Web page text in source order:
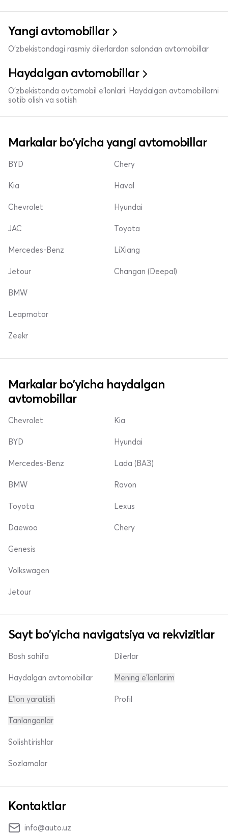
Yangi avtomobillar
O'zbekistondagi rasmiy dilerlardan salondan avtomobillar
Haydalgan avtomobillar
O'zbekistonda avtomobil e’lonlari. Haydalgan avtomobillarni
sotib olish va sotish
Markalar bo'yicha yangi avtomobillar
BYD
Kia
Chevrolet
Chery
Haval
Hyundai
JAC
Mercedes-Benz
Jetour
Toyota
LiXiang
Changan (Deepal)
BMW
Leapmotor
Zeekr
Markalar bo'yicha haydalgan
avtomobillar
Chevrolet
BYD
Mercedes-Benz
Kia
Hyundai
Lada (ВАЗ)
BMW
Toyota
Daewoo
Ravon
Lexus
Chery
Genesis
Volkswagen
Jetour
Sayt bo'yicha navigatsiya va rekvizitlar
Bosh sahifa
Haydalgan avtomobillar
E'lon yaratish
Dilerlar
Mening e'lonlarim
Profil
Tanlanganlar
Solishtirishlar
Sozlamalar
Kontaktlar
info@auto.uz